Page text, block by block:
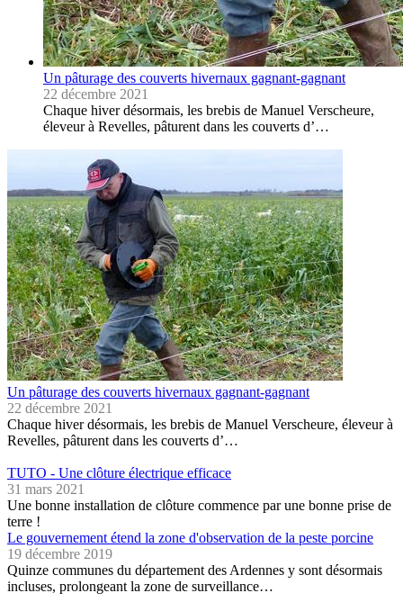
Un pâturage des couverts hivernaux gagnant-gagnant
22 décembre 2021
Chaque hiver désormais, les brebis de Manuel Verscheure,
éleveur à Revelles, pâturent dans les couverts d’…
Un pâturage des couverts hivernaux gagnant-gagnant
22 décembre 2021
Chaque hiver désormais, les brebis de Manuel Verscheure, éleveur à
Revelles, pâturent dans les couverts d’…
TUTO - Une clôture électrique efficace
31 mars 2021
Une bonne installation de clôture commence par une bonne prise de
terre !
Le gouvernement étend la zone d'observation de la peste porcine
19 décembre 2019
Quinze communes du département des Ardennes y sont désormais
incluses, prolongeant la zone de surveillance…